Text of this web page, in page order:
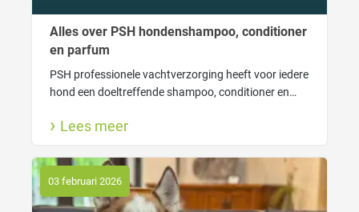
Alles over PSH hondenshampoo, conditioner
en parfum
PSH professionele vachtverzorging heeft voor iedere
hond een doeltreffende shampoo, conditioner en
wassen goed is voor jouw hond en wanneer gebruik
Lees meer
03 februari 2026